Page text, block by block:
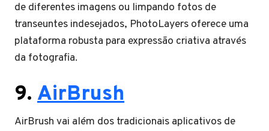
de diferentes imagens ou limpando fotos de
transeuntes indesejados, PhotoLayers oferece uma
plataforma robusta para expressão criativa através
da fotografia.
9. AirBrush
AirBrush vai além dos tradicionais aplicativos de